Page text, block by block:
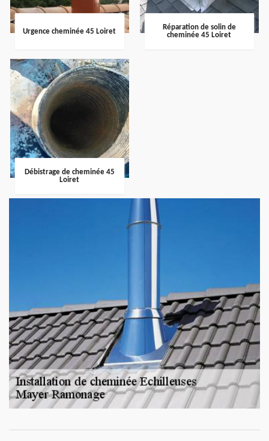
Urgence cheminée 45 Loiret
Réparation de solin de
cheminée 45 Loiret
Débistrage de cheminée 45
Loiret